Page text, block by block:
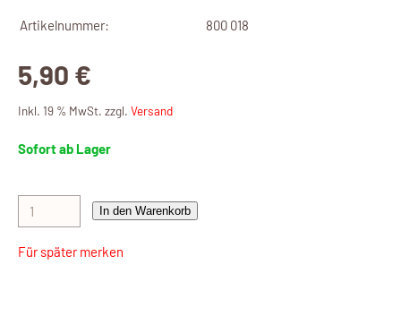
Artikelnummer: 800 018
5,90 €
Inkl. 19 % MwSt. zzgl. Versand
Sofort ab Lager
In den Warenkorb
Für später merken